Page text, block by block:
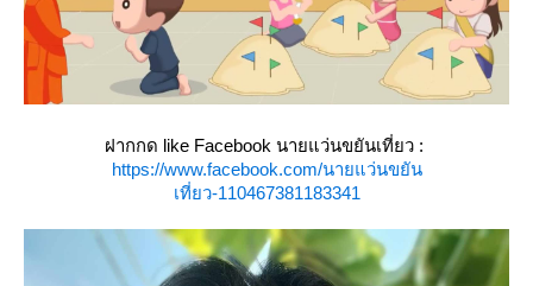
ฝากกด like Facebook นายแว่นขยันเที่ยว :
https://www.facebook.com/นายแว่นขยัน
เที่ยว-110467381183341